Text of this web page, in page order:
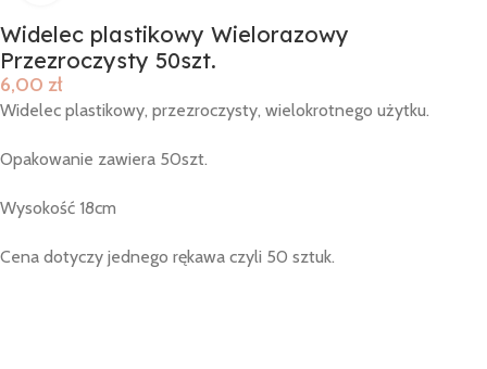
Widelec plastikowy Wielorazowy
Przezroczysty 50szt.
6,00 zł
Widelec plastikowy, przezroczysty, wielokrotnego użytku.
Opakowanie zawiera 50szt.
Wysokość 18cm
Cena dotyczy jednego rękawa czyli 50 sztuk.